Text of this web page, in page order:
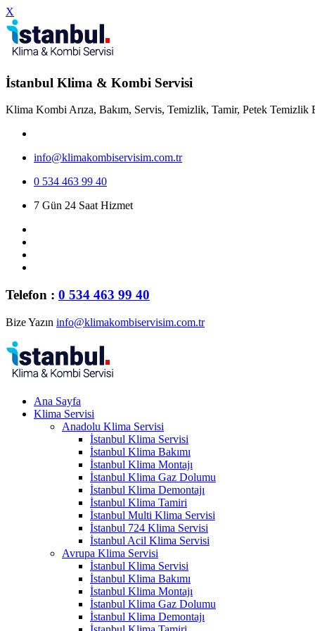
X
İstanbul Klima & Kombi Servisi
Klima Kombi Arıza, Bakım, Servis, Temizlik, Tamir, Petek Temizlik
info@klimakombiservisim.com.tr
0 534 463 99 40
7 Gün 24 Saat Hizmet
Telefon : 0 534 463 99 40
Bize Yazın info@klimakombiservisim.com.tr
Ana Sayfa
Klima Servisi
Anadolu Klima Servisi
İstanbul Klima Servisi
İstanbul Klima Bakımı
İstanbul Klima Montajı
İstanbul Klima Gaz Dolumu
İstanbul Klima Demontajı
İstanbul Klima Tamiri
İstanbul Multi Klima Servisi
İstanbul 724 Klima Servisi
İstanbul Acil Klima Servisi
Avrupa Klima Servisi
İstanbul Klima Servisi
İstanbul Klima Bakımı
İstanbul Klima Montajı
İstanbul Klima Gaz Dolumu
İstanbul Klima Demontajı